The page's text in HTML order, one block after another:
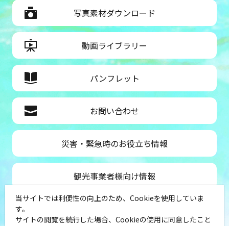
写真素材ダウンロード
動画ライブラリー
パンフレット
お問い合わせ
災害・緊急時のお役立ち情報
観光事業者様向け情報
公益社団法人神奈川県観光協会
〒231-8521
当サイトでは利便性の向上のため、Cookieを使用していま
す。
サイトの閲覧を続行した場合、Cookieの使用に同意したこと